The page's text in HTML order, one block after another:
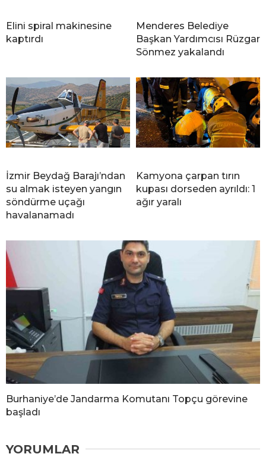
Elini spiral makinesine
kaptırdı
Menderes Belediye
Başkan Yardımcısı Rüzgar
Sönmez yakalandı
İzmir Beydağ Barajı’ndan
su almak isteyen yangın
söndürme uçağı
havalanamadı
Kamyona çarpan tırın
kupası dorseden ayrıldı: 1
ağır yaralı
Burhaniye’de Jandarma Komutanı Topçu görevine
başladı
YORUMLAR